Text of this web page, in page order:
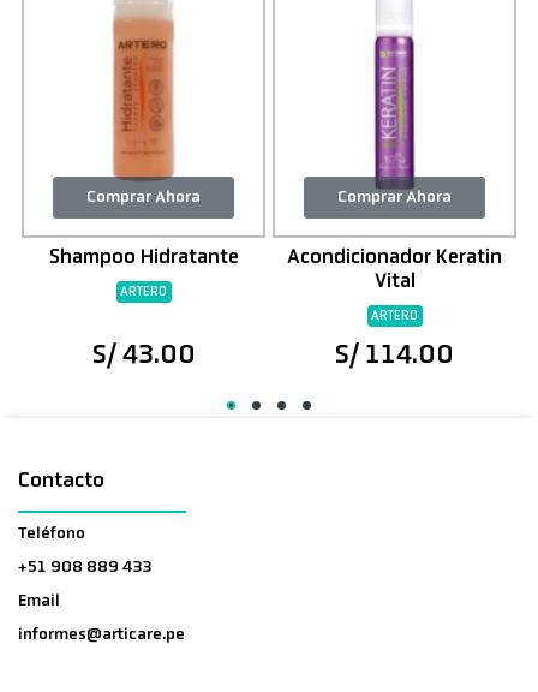
Comprar Ahora
Shampoo Hidratante
ARTERO
S/ 43.00
Comprar Ahora
Acondicionador Keratin
Vital
ARTERO
S/ 114.00
Contacto
Teléfono
+51 908 889 433
Email
informes@articare.pe